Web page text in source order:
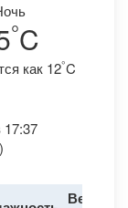
°C
как 12°C
17:37
Ветер